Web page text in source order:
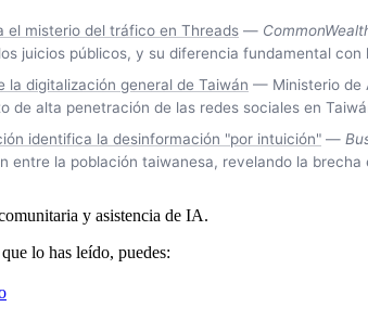
el misterio del tráfico en Threads —
juicios públicos, y su diferencia fundamental
la digitalización general de Taiwán — Ministerio de
alta penetración de las redes sociales en
identifica la desinformación "por intuición" —
la población taiwanesa, revelando la
y asistencia de IA.
lo has leído, puedes: